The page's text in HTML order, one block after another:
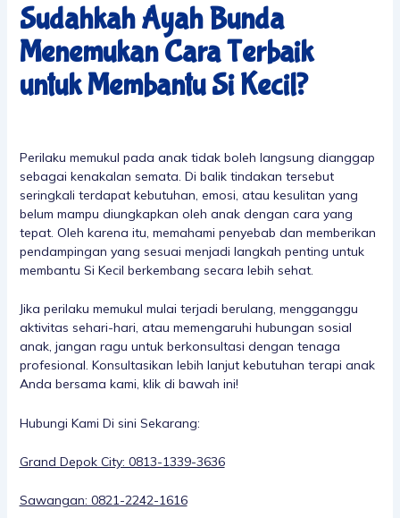
Sudahkah Ayah Bunda
Menemukan Cara Terbaik
untuk Membantu Si Kecil?
Perilaku memukul pada anak tidak boleh langsung dianggap
sebagai kenakalan semata. Di balik tindakan tersebut
seringkali terdapat kebutuhan, emosi, atau kesulitan yang
belum mampu diungkapkan oleh anak dengan cara yang
tepat. Oleh karena itu, memahami penyebab dan memberikan
pendampingan yang sesuai menjadi langkah penting untuk
membantu Si Kecil berkembang secara lebih sehat.
Jika perilaku memukul mulai terjadi berulang, mengganggu
aktivitas sehari-hari, atau memengaruhi hubungan sosial
anak, jangan ragu untuk berkonsultasi dengan tenaga
profesional. Konsultasikan lebih lanjut kebutuhan terapi anak
Anda bersama kami, klik di bawah ini!
Hubungi Kami Di sini Sekarang:
Grand Depok City: 0813-1339-3636
Sawangan: 0821-2242-1616